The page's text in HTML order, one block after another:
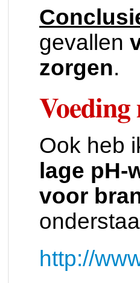
gevallen
zorgen.
Voeding
Ook heb
lage pH-
voor
http://